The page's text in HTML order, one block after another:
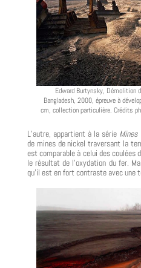
Edward Burtynsky, Démolition
Bangladesh, 2000, épreuve à
cm, collection particulière. Crédits
L’autre, appartient à la série Mines
de mines de nickel traversant la
est comparable à celui des coulées
le résultat de l’oxydation du fer.
qu’il est en fort contraste avec une